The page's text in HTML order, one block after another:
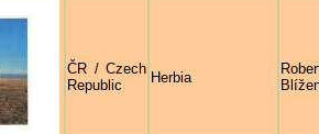
ČR / Czech
Republic
Herbia